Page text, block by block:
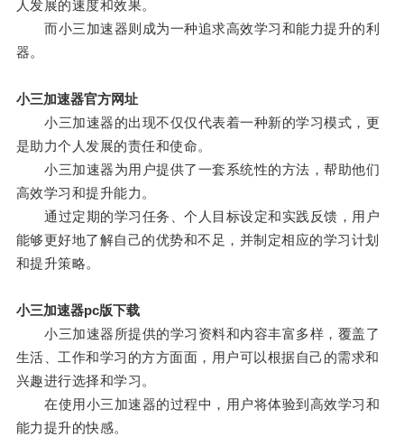
人发展的速度和效果。
而小三加速器则成为一种追求高效学习和能力提升的利
器。
小三加速器官方网址
小三加速器的出现不仅仅代表着一种新的学习模式，更
是助力个人发展的责任和使命。
小三加速器为用户提供了一套系统性的方法，帮助他们
高效学习和提升能力。
通过定期的学习任务、个人目标设定和实践反馈，用户
能够更好地了解自己的优势和不足，并制定相应的学习计划
和提升策略。
小三加速器pc版下载
小三加速器所提供的学习资料和内容丰富多样，覆盖了
生活、工作和学习的方方面面，用户可以根据自己的需求和
兴趣进行选择和学习。
在使用小三加速器的过程中，用户将体验到高效学习和
能力提升的快感。